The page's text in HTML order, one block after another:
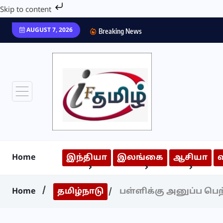
Skip to content
AUGUST 7, 2026 Breaking News
Home இந்தியா இலங்கை ஆசியா
Home தமிழ்நாடு பள்ளிக்கு அனுப்ப